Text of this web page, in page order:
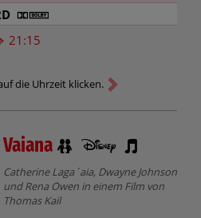
21:15
die Uhrzeit klicken.
Vaiana
Catherine Laga´aia, Dwayne Johnson
und Rena Owen in einem Film von
Thomas Kail